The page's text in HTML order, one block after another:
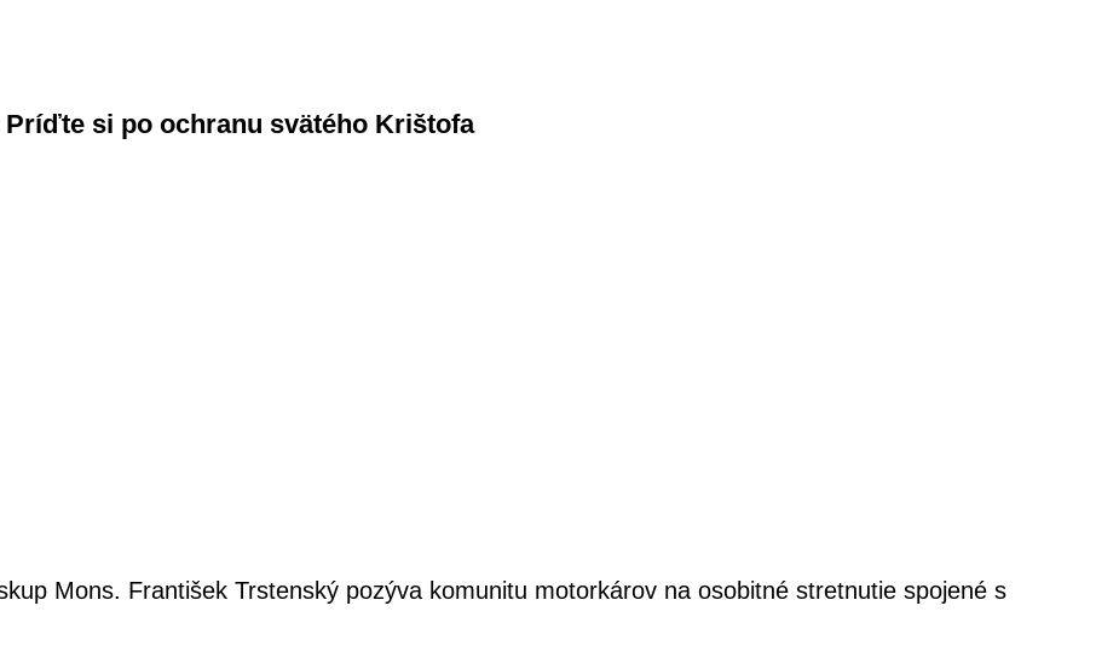
si po ochranu svätého Krištofa
Mons. František Trstenský pozýva komunitu motorkárov na osobitné stretnutie spojené s